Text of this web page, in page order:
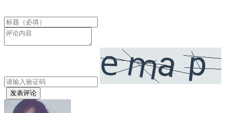
发表评论